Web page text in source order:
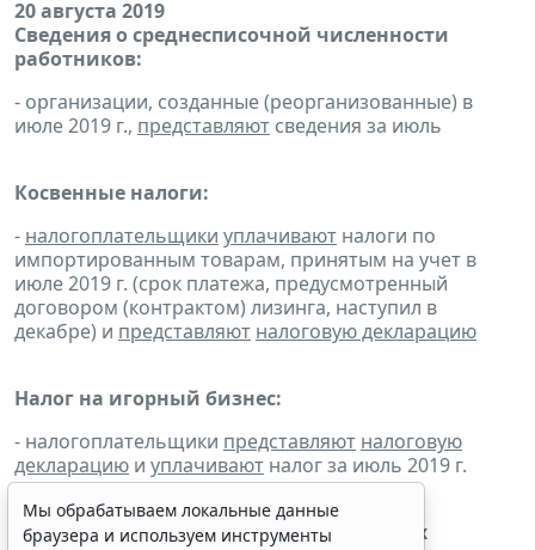
20 августа 2019
Сведения о среднесписочной численности
работников:
- организации, созданные (реорганизованные) в
июле 2019 г., представляют сведения за июль
Косвенные налоги:
- налогоплательщики уплачивают налоги по
импортированным товарам, принятым на учет в
июле 2019 г. (срок платежа, предусмотренный
договором (контрактом) лизинга, наступил в
декабре) и представляют налоговую декларацию
Налог на игорный бизнес:
- налогоплательщики представляют налоговую
декларацию и уплачивают налог за июль 2019 г.
Сбор за пользование объектами водных
Мы обрабатываем локальные данные
браузера и используем инструменты